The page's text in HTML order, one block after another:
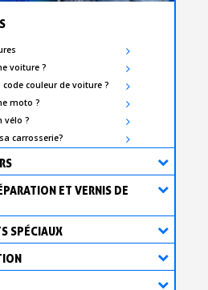
voiture ?
couleur de voiture ?
moto ?
vélo ?
carrosserie?
ET VERNIS DE
SPÉCIAUX